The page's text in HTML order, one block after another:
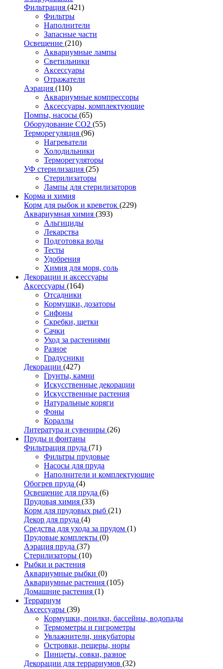
Фильтрация (421)
Фильтры
Наполнители
Запасные части
Освещение (210)
Аквариумные лампы
Светильники
Аксессуары
Отражатели
Аэрация (110)
Аквариумные компрессоры
Аксессуары, комплектующие
Помпы, насосы (65)
Оборудование CO2 (55)
Терморегуляция (96)
Нагреватели
Холодильники
Терморегуляторы
УФ стерилизация (25)
Стерилизаторы
Лампы для стерилизаторов
Корма и химия
Корм для рыбок и креветок (229)
Аквариумная химия (393)
Альгициды
Лекарства
Подготовка воды
Тесты
Удобрения
Химия для моря, соль
Декорации и аксессуары
Аксессуары (164)
Отсадники
Кормушки, дозаторы
Сифоны
Скребки, щетки
Сачки
Уход за растениями
Разное
Градусники
Декорации (427)
Грунты, камни
Искусственные декорации
Искусственные растения
Натуральные коряги
Фоны
Кораллы
Литература и сувениры (26)
Пруды и фонтаны
Фильтрация пруда (71)
Фильтры прудовые
Насосы для пруда
Наполнители и комплектующие
Обогрев пруда (4)
Освещение для пруда (6)
Прудовая химия (33)
Корм для прудовых рыб (21)
Декор для пруда (4)
Средства для ухода за прудом (1)
Прудовые комплекты (0)
Аэрация пруда (37)
Стерилизаторы (10)
Рыбки и растения
Аквариумные рыбки (0)
Аквариумные растения (105)
Домашние растения (1)
Террариум
Аксессуары (39)
Кормушки, поилки, бассейны, водопады
Термометры и гигрометры
Увлажнители, инкубаторы
Островки, пещеры, норы
Пинцеты, совки, разное
Декорации для террариумов (32)